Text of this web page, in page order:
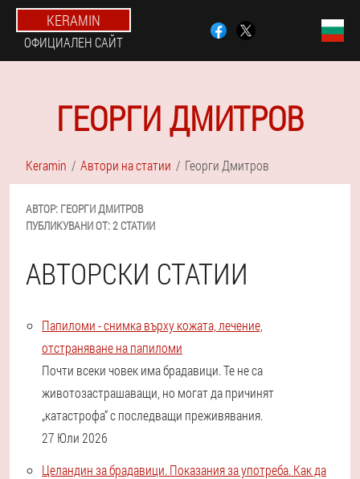
KERAMIN
ОФИЦИАЛЕН САЙТ
ГЕОРГИ ДМИТРОВ
Keramin Автори на статии Георги Дмитров
АВТОР: ГЕОРГИДМИТРОВ
ПУБЛИКУВАНИ ОТ:2 СТАТИИ
АВТОРСКИ СТАТИИ
Папиломи - снимка върху кожата, лечение,
отстраняване на папиломи
Почти всеки човек има брадавици. Те не са
животозастрашаващи, но могат да причинят
„катастрофа“ с последващи преживявания.
27 Юли 2026
Целандин за брадавици. Показания за употреба. Как да